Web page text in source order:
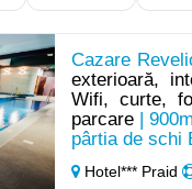
Cazare
exterioară,
Wifi, curte,
parcare|
pârtia de schi
Hotel*** Praid